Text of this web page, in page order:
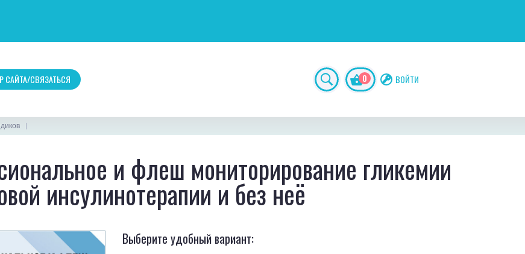
САЙТА/СВЯЗАТЬСЯ 0 ВОЙТИ
и флеш мониторирование гликемии
инсулинотерапии и без неё
Выберите удобный вариант: